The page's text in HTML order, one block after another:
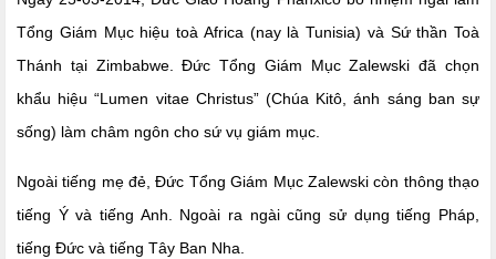
Tổng Giám Mục hiệu toà Africa (nay là Tunisia) và Sứ thần Toà
Thánh tại Zimbabwe. Đức Tổng Giám Mục Zalewski đã chọn
khẩu hiệu “Lumen vitae Christus” (Chúa Kitô, ánh sáng ban sự
sống) làm châm ngôn cho sứ vụ giám mục.
Ngoài tiếng mẹ đẻ, Đức Tổng Giám Mục Zalewski còn thông thạo
tiếng Ý và tiếng Anh. Ngoài ra ngài cũng sử dụng tiếng Pháp,
tiếng Đức và tiếng Tây Ban Nha.